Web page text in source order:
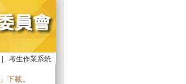
考生作業系統
」下載。